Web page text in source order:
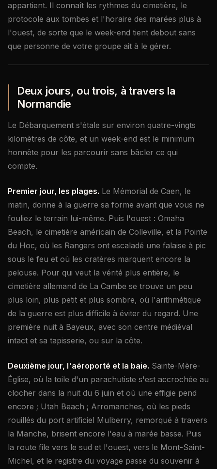
appartient. Il connaît les rythmes du cimetière, le
protocole aux tombes et l'horaire des marées plus à
l'ouest, de sorte que le week-end tient debout sans
que personne de votre groupe ait à le gérer.
Deux jours, ou trois, à travers la
Normandie
Le Débarquement s'étale sur environ quatre-vingts
kilomètres de côte, et un week-end est le minimum
honnête pour les parcourir sans bâcler ce qui
compte.
Premier jour, les plages. Le Mémorial de Caen, le
matin, donne à la guerre sa forme avant que vous ne
fouliez le terrain lui-même. Puis l'ouest : Omaha
Beach, le cimetière américain de Colleville, et la Pointe
du Hoc, où les Rangers ont escaladé une falaise à pic
sous le feu et où les cratères marquent encore la
pelouse. Pour qui veut la vérité plus entière, le
cimetière allemand de La Cambe se trouve un peu
plus loin, plus petit et plus sombre, où l'arithmétique
de la guerre est plus difficile à éviter du regard. Une
première nuit à Bayeux, avec son centre médiéval
intact et sa tapisserie, ou sur la côte.
Deuxième jour, l'aéroporté et la baie. Sainte-Mère-
Église, où la toile d'un parachutiste s'est accrochée au
clocher dans la nuit du 6 juin et où une effigie pend
encore ; Utah Beach ; Arromanches, où les pieds
rouillés du port artificiel Mulberry, remorqué à travers
la Manche, brisent encore l'eau à marée basse. Puis
la route file vers le sud et l'ouest, vers le Mont-Saint-
Michel, et le registre du voyage passe du souvenir à